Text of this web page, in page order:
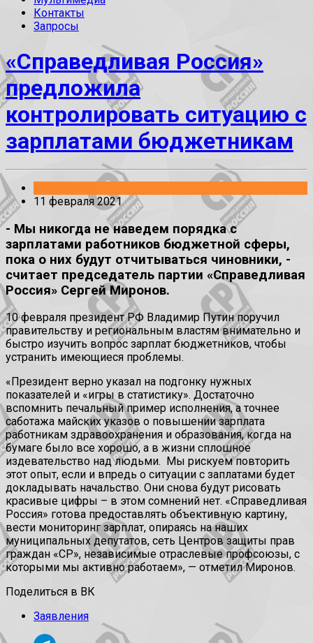
Контакты
Запросы
«Справедливая Россия»
предложила
контролировать ситуацию с
зарплатами бюджетникам
11 февраля 2021
- Мы никогда не наведем порядка с
зарплатами работников бюджетной сферы,
пока о них будут отчитываться чиновники, -
считает председатель партии «Справедливая
Россия» Сергей Миронов.
10 февраля президент РФ Владимир Путин поручил
правительству и региональным властям внимательно и
быстро изучить вопрос зарплат бюджетников, чтобы
устранить имеющиеся проблемы.
«Президент верно указал на подгонку нужных
показателей и «игры в статистику». Достаточно
вспомнить печальный пример исполнения, а точнее
саботажа майских указов о повышении зарплата
работникам здравоохранения и образования, когда на
бумаге было все хорошо, а в жизни сплошное
издевательство над людьми. Мы рискуем повторить
этот опыт, если и впредь о ситуации с заплатами будет
докладывать начальство. Они снова будут рисовать
красивые цифры – в этом сомнений нет. «Справедливая
Россия» готова предоставлять объективную картину,
вести мониторинг зарплат, опираясь на наших
муниципальных депутатов, сеть Центров защиты прав
граждан «СР», независимые отраслевые профсоюзы, с
которыми мы активно работаем», — отметил Миронов.
Поделиться в ВК
Заявления